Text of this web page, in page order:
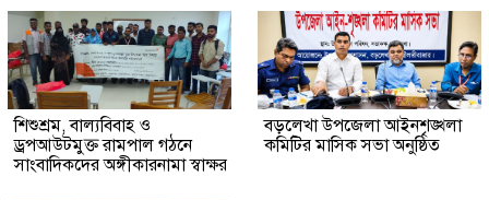
শিশুশ্রম, বাল্যবিবাহ ও
ড্রপআউটমুক্ত রামপাল গঠনে
সাংবাদিকদের অঙ্গীকারনামা স্বাক্ষর
বড়লেখা উপজেলা আইনশৃঙ্খলা
কমিটির মাসিক সভা অনুষ্ঠিত